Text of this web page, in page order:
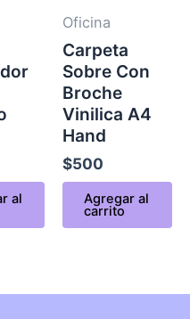
al
Oficina
Carpeta
Sobre Con
Broche
Vinilica A4
Hand
$500
Agregar al
carrito